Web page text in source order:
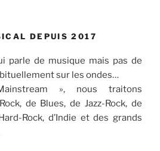
DEPUIS 2017
parle de musique mais pas de
sur les ondes…
», nous traitons
de Blues, de Jazz-Rock, de
Rock, d’Indie et des grands